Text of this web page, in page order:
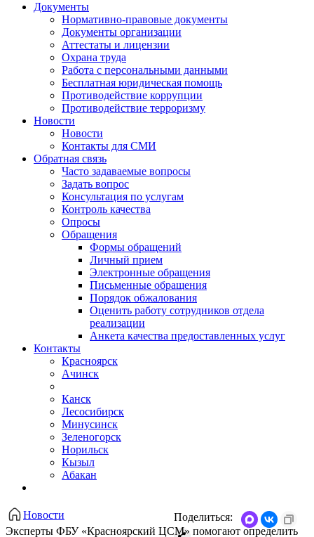
Документы
Нормативно-правовые документы
Документы организации
Аттестаты и лицензии
Охрана труда
Работа с персональными данными
Бесплатная юридическая помощь
Противодействие коррупции
Противодействие терроризму
Новости
Новости
Контакты для СМИ
Обратная связь
Часто задаваемые вопросы
Задать вопрос
Консультация по услугам
Контроль качества
Опросы
Обращения
Формы обращений
Личный прием
Электронные обращения
Письменные обращения
Порядок обжалования
Оценить работу сотрудников отдела
реализации
Анкета качества предоставленных услуг
Контакты
Красноярск
Ачинск
Канск
Лесосибирск
Минусинск
Зеленогорск
Норильск
Кызыл
Абакан
Новости
Эксперты ФБУ «Красноярский ЦСМ» помогают определить
Поделиться: